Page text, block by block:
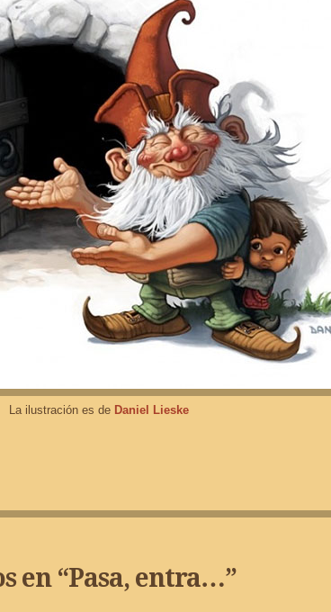
La ilustración es de Daniel Lieske
en “Pasa, entra…”